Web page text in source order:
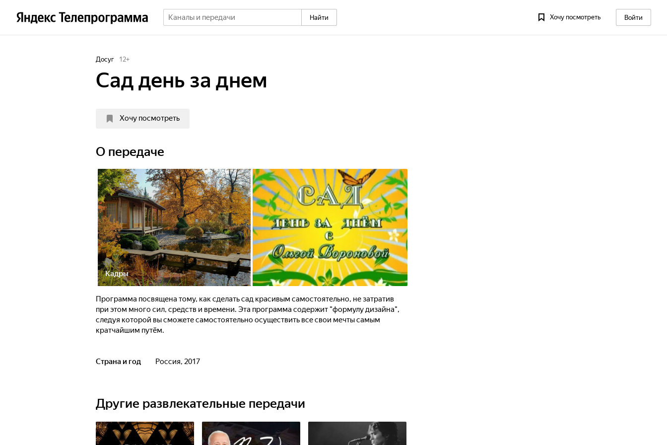
Найти Хочу посмотреть Войти
Досуг 12+
Сад день за днем
Хочу посмотреть
О передаче
Кадры
Программа посвящена тому, как сделать сад красивым самостоятельно, не затратив
при этом много сил, средств и времени. Эта программа содержит "формулу дизайна",
следуя которой вы сможете самостоятельно осуществить все свои мечты самым
кратчайшим путём.
Страна и год Россия, 2017
Другие развлекательные передачи